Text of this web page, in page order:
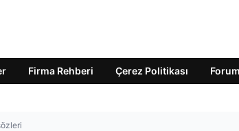
Firma Rehberi Çerez Politikası Forum